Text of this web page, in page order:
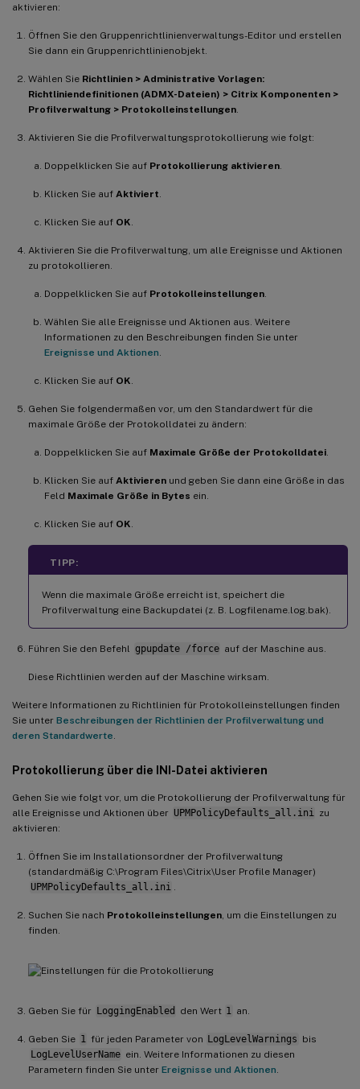
aktivieren:
Öffnen Sie den Gruppenrichtlinienverwaltungs-Editor und erstellen
Sie dann ein Gruppenrichtlinienobjekt.
Wählen Sie Richtlinien > Administrative Vorlagen:
Richtliniendefinitionen (ADMX-Dateien) > Citrix Komponenten >
Profilverwaltung > Protokolleinstellungen
Aktivieren Sie die Profilverwaltungsprotokollierung wie folgt:
Doppelklicken Sie auf Protokollierung aktivieren
Klicken Sie auf Aktiviert
Klicken Sie auf OK
Aktivieren Sie die Profilverwaltung, um alle Ereignisse und Aktionen
zu protokollieren.
Doppelklicken Sie auf Protokolleinstellungen
Wählen Sie alle Ereignisse und Aktionen aus. Weitere
Informationen zu den Beschreibungen finden Sie unter
Ereignisse und Aktionen
Klicken Sie auf OK
Gehen Sie folgendermaßen vor, um den Standardwert für die
maximale Größe der Protokolldatei zu ändern:
Doppelklicken Sie auf Maximale Größe der Protokolldatei
Klicken Sie auf Aktivieren und geben Sie dann eine Größe in das
Feld Maximale Größe in Bytes ein.
Klicken Sie auf OK
TIPP:
Wenn die maximale Größe erreicht ist, speichert die
Profilverwaltung eine Backupdatei (z. B. Logfilename.log.bak).
Führen Sie den Befehl gpupdate /force auf der Maschine aus.
Diese Richtlinien werden auf der Maschine wirksam.
Weitere Informationen zu Richtlinien für Protokolleinstellungen finden
Sie unter Beschreibungen der Richtlinien der Profilverwaltung und
deren Standardwerte
Protokollierung über die INI-Datei aktivieren
Gehen Sie wie folgt vor, um die Protokollierung der Profilverwaltung für
alle Ereignisse und Aktionen über UPMPolicyDefaults_all.ini
zu
aktivieren:
Öffnen Sie im Installationsordner der Profilverwaltung
(standardmäßig C:\Program Files\Citrix\User Profile Manager)
UPMPolicyDefaults_all.ini
Suchen Sie nach Protokolleinstellungen , um die Einstellungen zu
finden.
Geben Sie für LoggingEnabled den Wert 1 an.
Geben Sie 1 für jeden Parameter von LogLevelWarnings bis
LogLevelUserName ein. Weitere Informationen zu diesen
Parametern finden Sie unter Ereignisse und Aktionen